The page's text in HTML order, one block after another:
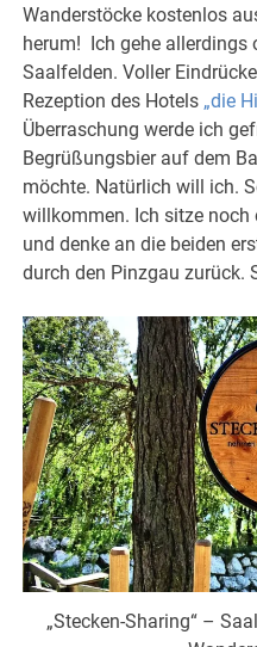
Wanderstöcke kostenlos
herum! Ich gehe allerdings
Saalfelden. Voller
Rezeption des Hotels „die
Überraschung werde ich
Begrüßungsbier auf dem
möchte. Natürlich will ich.
willkommen. Ich sitze noch
und denke an die beiden
durch den Pinzgau zurück.
„Stecken-Sharing“ –